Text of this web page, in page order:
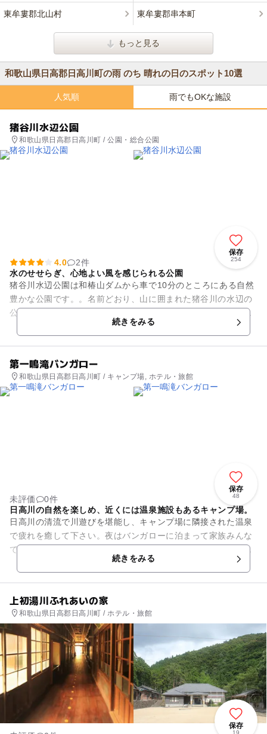
東牟婁郡北山村 東牟婁郡串本町
もっと見る
和歌山県日高郡日高川町の雨 のち 晴れの日のスポット10選
人気順 雨でもOKな施設
猪谷川水辺公園
和歌山県日高郡日高川町 / 公園・総合公園
保存
254
4.0
2件
水のせせらぎ、心地よい風を感じられる公園
猪谷川水辺公園は和椿山ダムから車で10分のところにある自然
豊かな公園です。。名前どおり、山に囲まれた猪谷川の水辺の
公園なので、自然プールや川遊びスペースが設置してありま
す。特に川遊びスペースは浅...続きをみる
第一鳴滝バンガロー
和歌山県日高郡日高川町 / キャンプ場, ホテル・旅館
保存
48
未評価
0件
日高川の自然を楽しめ、近くには温泉施設もあるキャンプ場。
日高川の清流で川遊びを堪能し、キャンプ場に隣接された温泉
で疲れを癒して下さい。夜はバンガローに泊まって家族みんな
でバーベキューも楽しもう。初夏には和歌山のホタル観賞スポ
ットもあります(車で約5分...続きをみる
上初湯川ふれあいの家
和歌山県日高郡日高川町 / ホテル・旅館
保存
19